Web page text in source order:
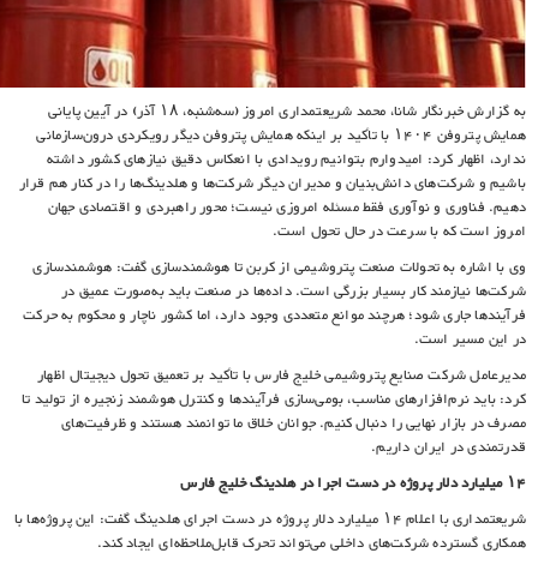
به گزارش خبرنگار شانا، محمد شریعتمداری امروز (سه‌شنبه، ۱۸ آذر) در آیین پایانی
همایش پتروفن ۱۴۰۴ با تأکید بر اینکه همایش پتروفن دیگر رویکردی درون‌سازمانی
ندارد، اظهار کرد: امیدوارم بتوانیم رویدادی با انعکاس دقیق نیازهای کشور داشته
باشیم و شرکت‌های دانش‌بنیان و مدیران دیگر شرکت‌ها و هلدینگ‌ها را در کنار هم قرار
دهیم. فناوری و نوآوری فقط مسئله امروزی نیست؛ محور راهبردی و اقتصادی جهان
امروز است که با سرعت در حال تحول است.
وی با اشاره به تحولات صنعت پتروشیمی از کربن تا هوشمندسازی گفت: هوشمندسازی
شرکت‌ها نیازمند کار بسیار بزرگی است. داده‌ها در صنعت باید به‌صورت عمیق در
فرآیندها جاری شود؛ هرچند موانع متعددی وجود دارد، اما کشور ناچار و محکوم به حرکت
در این مسیر است.
مدیرعامل شرکت صنایع پتروشیمی خلیج فارس با تأکید بر تعمیق تحول دیجیتال اظهار
کرد: باید نرم‌افزارهای مناسب، بومی‌سازی فرآیندها و کنترل هوشمند زنجیره از تولید تا
مصرف در بازار نهایی را دنبال کنیم. جوانان خلاق ما توانمند هستند و ظرفیت‌های
قدرتمندی در ایران داریم.
۱۴ میلیارد دلار پروژه در دست اجرا در هلدینگ خلیج‌ فارس
شریعتمداری با اعلام ۱۴ میلیارد دلار پروژه در دست اجرای هلدینگ گفت: این پروژه‌ها با
همکاری گسترده شرکت‌های داخلی می‌تواند تحرک قابل‌ملاحظه‌ای ایجاد کند.